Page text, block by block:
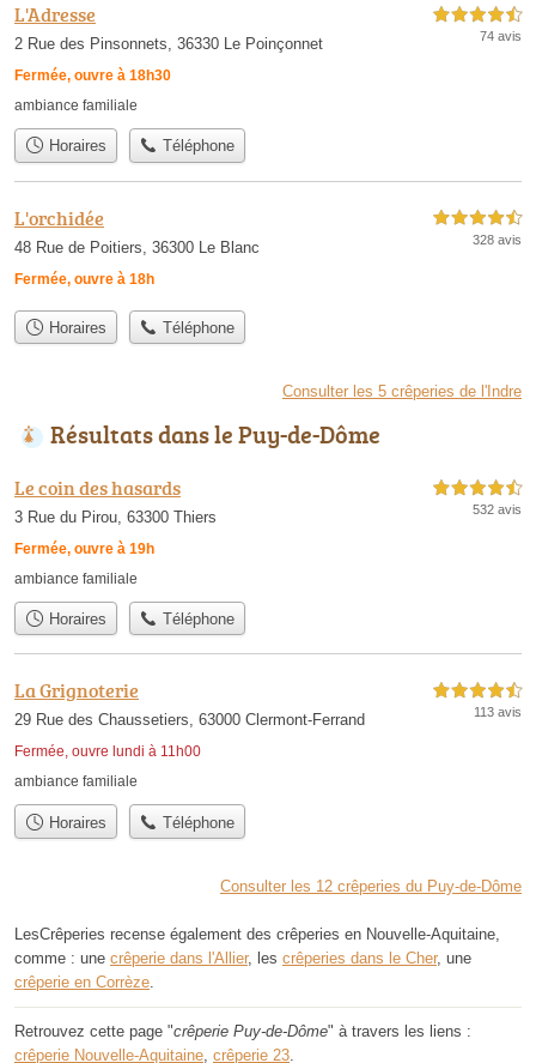
L'Adresse
2 Rue des Pinsonnets, 36330 Le Poinçonnet
Fermée, ouvre à 18h30
4,5 étoiles sur 5
74 avis
ambiance familiale
Horaires Téléphone
L'orchidée
48 Rue de Poitiers, 36300 Le Blanc
Fermée, ouvre à 18h
4,5 étoiles sur 5
328 avis
Horaires Téléphone
Consulter les 5 crêperies de l'Indre
Résultats dans le Puy-de-Dôme
Le coin des hasards
3 Rue du Pirou, 63300 Thiers
Fermée, ouvre à 19h
4,5 étoiles sur 5
532 avis
ambiance familiale
Horaires Téléphone
La Grignoterie
29 Rue des Chaussetiers, 63000 Clermont-Ferrand
Fermée, ouvre lundi à 11h00
4,5 étoiles sur 5
113 avis
ambiance familiale
Horaires Téléphone
Consulter les 12 crêperies du Puy-de-Dôme
LesCrêperies recense également des crêperies en Nouvelle-Aquitaine,
comme : une crêperie dans l'Allier, les crêperies dans le Cher, une
crêperie en Corrèze
Retrouvez cette page "crêperie Puy-de-Dôme" à travers les liens :
crêperie Nouvelle-Aquitaine crêperie 23